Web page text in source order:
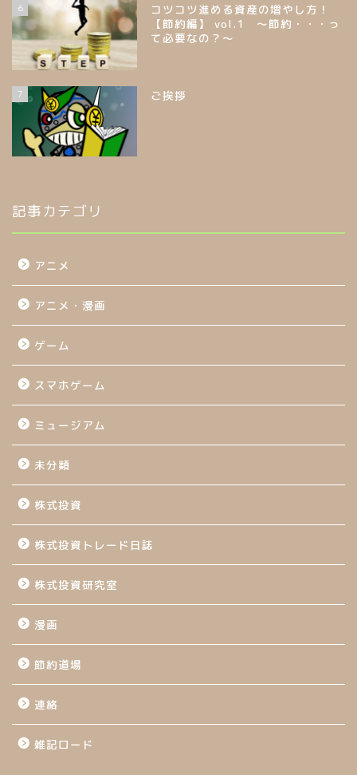
6
コツコツ進める資産の増やし方！
【節約編】 vol.1 ～節約・・・っ
て必要なの？～
7 ご挨拶
記事カテゴリ
アニメ
アニメ・漫画
ゲーム
スマホゲーム
ミュージアム
未分類
株式投資
株式投資トレード日誌
株式投資研究室
漫画
節約道場
連絡
雑記ロード